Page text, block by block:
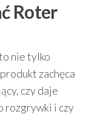
Roter
nie tylko
zachęca
czy daje
rozgrywki i czy